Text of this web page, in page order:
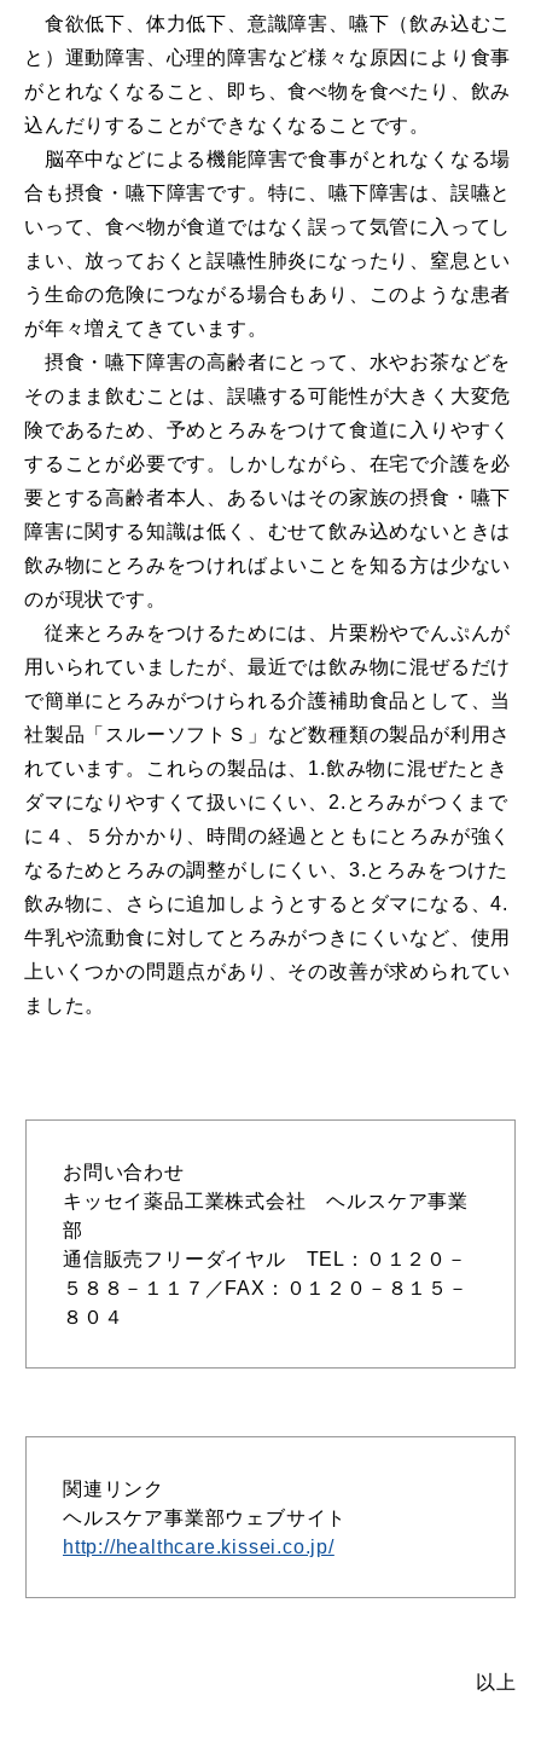
食欲低下、体力低下、意識障害、嚥下（飲み込むこ
と）運動障害、心理的障害など様々な原因により食事
がとれなくなること、即ち、食べ物を食べたり、飲み
込んだりすることができなくなることです。
脳卒中などによる機能障害で食事がとれなくなる場
合も摂食・嚥下障害です。特に、嚥下障害は、誤嚥と
いって、食べ物が食道ではなく誤って気管に入ってし
まい、放っておくと誤嚥性肺炎になったり、窒息とい
う生命の危険につながる場合もあり、このような患者
が年々増えてきています。
摂食・嚥下障害の高齢者にとって、水やお茶などを
そのまま飲むことは、誤嚥する可能性が大きく大変危
険であるため、予めとろみをつけて食道に入りやすく
することが必要です。しかしながら、在宅で介護を必
要とする高齢者本人、あるいはその家族の摂食・嚥下
障害に関する知識は低く、むせて飲み込めないときは
飲み物にとろみをつければよいことを知る方は少ない
のが現状です。
従来とろみをつけるためには、片栗粉やでんぷんが
用いられていましたが、最近では飲み物に混ぜるだけ
で簡単にとろみがつけられる介護補助食品として、当
社製品「スルーソフトＳ」など数種類の製品が利用さ
れています。これらの製品は、1.飲み物に混ぜたとき
ダマになりやすくて扱いにくい、2.とろみがつくまで
に４、５分かかり、時間の経過とともにとろみが強く
なるためとろみの調整がしにくい、3.とろみをつけた
飲み物に、さらに追加しようとするとダマになる、4.
牛乳や流動食に対してとろみがつきにくいなど、使用
上いくつかの問題点があり、その改善が求められてい
ました。
お問い合わせ
キッセイ薬品工業株式会社 ヘルスケア事業
部
通信販売フリーダイヤル TEL：０１２０－
５８８－１１７／FAX：０１２０－８１５－
８０４
関連リンク
ヘルスケア事業部ウェブサイト
http://healthcare.kissei.co.jp/
以上